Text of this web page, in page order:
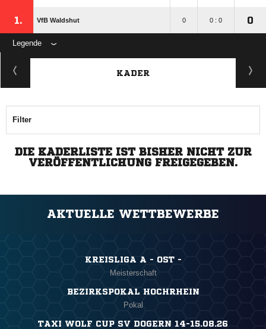
1. VfB Waldshut 0 0 : 0 0
Legende
KADER
Filter
DIE KADERLISTE IST BISHER NICHT ZUR
VERÖFFENTLICHUNG FREIGEGEBEN.
AKTUELLE WETTBEWERBE
KREISLIGA A - OST -
Meisterschaft
BEZIRKSPOKAL HOCHRHEIN
Pokal
TAXI WOLF CUP SV DOGERN 14-15.08.26